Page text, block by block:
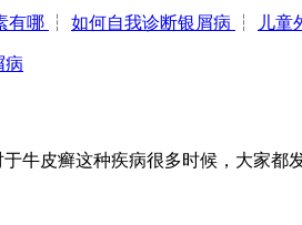
有哪 ┆ 如何自我诊断银屑病 ┆ 儿童
病
牛皮癣这种疾病很多时候，大家都